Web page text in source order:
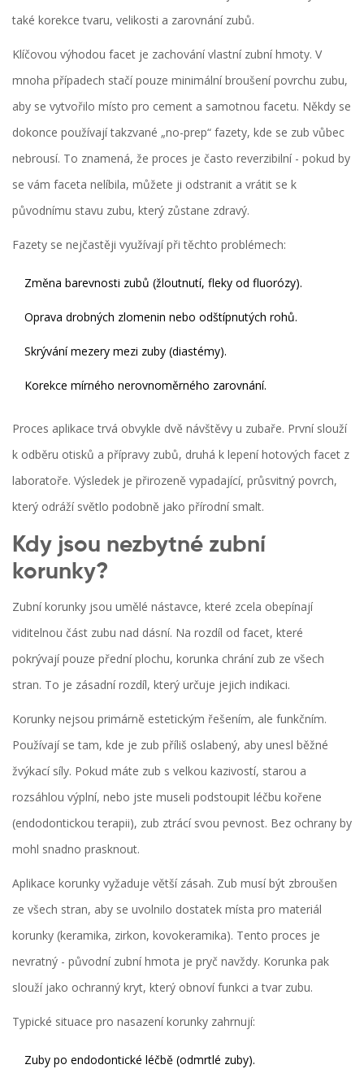
také korekce tvaru, velikosti a zarovnání zubů.
Klíčovou výhodou facet je zachování vlastní zubní hmoty. V
mnoha případech stačí pouze minimální broušení povrchu zubu,
aby se vytvořilo místo pro cement a samotnou facetu. Někdy se
dokonce používají takzvané „no-prep“ fazety, kde se zub vůbec
nebrousí. To znamená, že proces je často reverzibilní - pokud by
se vám faceta nelíbila, můžete ji odstranit a vrátit se k
původnímu stavu zubu, který zůstane zdravý.
Fazety se nejčastěji využívají při těchto problémech:
Změna barevnosti zubů (žloutnutí, fleky od fluorózy).
Oprava drobných zlomenin nebo odštípnutých rohů.
Skrývání mezery mezi zuby (diastémy).
Korekce mírného nerovnoměrného zarovnání.
Proces aplikace trvá obvykle dvě návštěvy u zubaře. První slouží
k odběru otisků a přípravy zubů, druhá k lepení hotových facet z
laboratoře. Výsledek je přirozeně vypadající, průsvitný povrch,
který odráží světlo podobně jako přírodní smalt.
Kdy jsou nezbytné zubní
korunky?
Zubní korunky jsou umělé nástavce, které zcela obepínají
viditelnou část zubu nad dásní. Na rozdíl od facet, které
pokrývají pouze přední plochu, korunka chrání zub ze všech
stran. To je zásadní rozdíl, který určuje jejich indikaci.
Korunky nejsou primárně estetickým řešením, ale funkčním.
Používají se tam, kde je zub příliš oslabený, aby unesl běžné
žvýkací síly. Pokud máte zub s velkou kazivostí, starou a
rozsáhlou výplní, nebo jste museli podstoupit léčbu kořene
(endodontickou terapii), zub ztrácí svou pevnost. Bez ochrany by
mohl snadno prasknout.
Aplikace korunky vyžaduje větší zásah. Zub musí být zbroušen
ze všech stran, aby se uvolnilo dostatek místa pro materiál
korunky (keramika, zirkon, kovokeramika). Tento proces je
nevratný - původní zubní hmota je pryč navždy. Korunka pak
slouží jako ochranný kryt, který obnoví funkci a tvar zubu.
Typické situace pro nasazení korunky zahrnují:
Zuby po endodontické léčbě (odmrtlé zuby).